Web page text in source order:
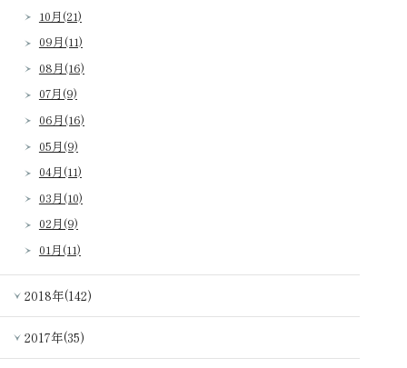
10月(21)
09月(11)
08月(16)
07月(9)
06月(16)
05月(9)
04月(11)
03月(10)
02月(9)
01月(11)
2018年(142)
2017年(35)